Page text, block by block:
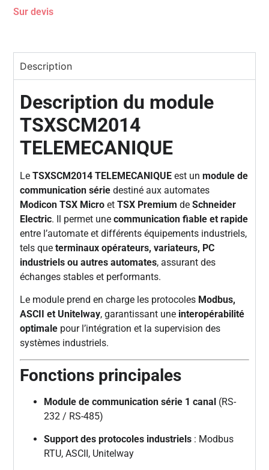
Sur devis
Description
Description du module
TSXSCM2014
TELEMECANIQUE
LeTSXSCM2014 TELEMECANIQUE est unmodule de
communication série destiné aux automates
Modicon TSX Micro etTSX Premium deSchneider
Electric. Il permet unecommunication fiable et rapide
entre l’automate et différents équipements industriels,
tels queterminaux opérateurs, variateurs, PC
industriels ou autres automates, assurant des
échanges stables et performants.
Le module prend en charge les protocoles Modbus,
ASCII et Unitelway, garantissant une interopérabilité
optimale pour l’intégration et la supervision des
systèmes industriels.
Fonctions principales
Module de communication série 1 canal (RS-
232 / RS-485)
Support des protocoles industriels : Modbus
RTU, ASCII, Unitelway